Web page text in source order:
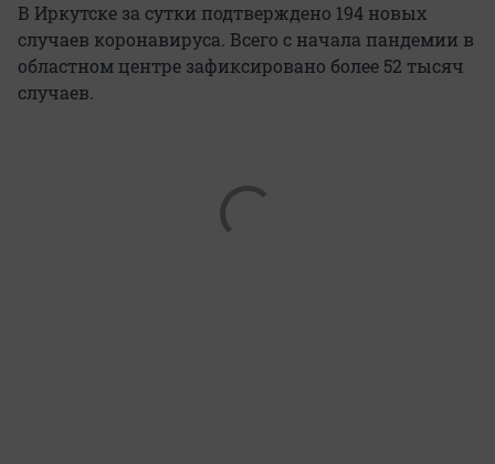
В Иркутске за сутки подтверждено 194 новых
случаев коронавируса. Всего с начала пандемии в
областном центре зафиксировано более 52 тысяч
случаев.